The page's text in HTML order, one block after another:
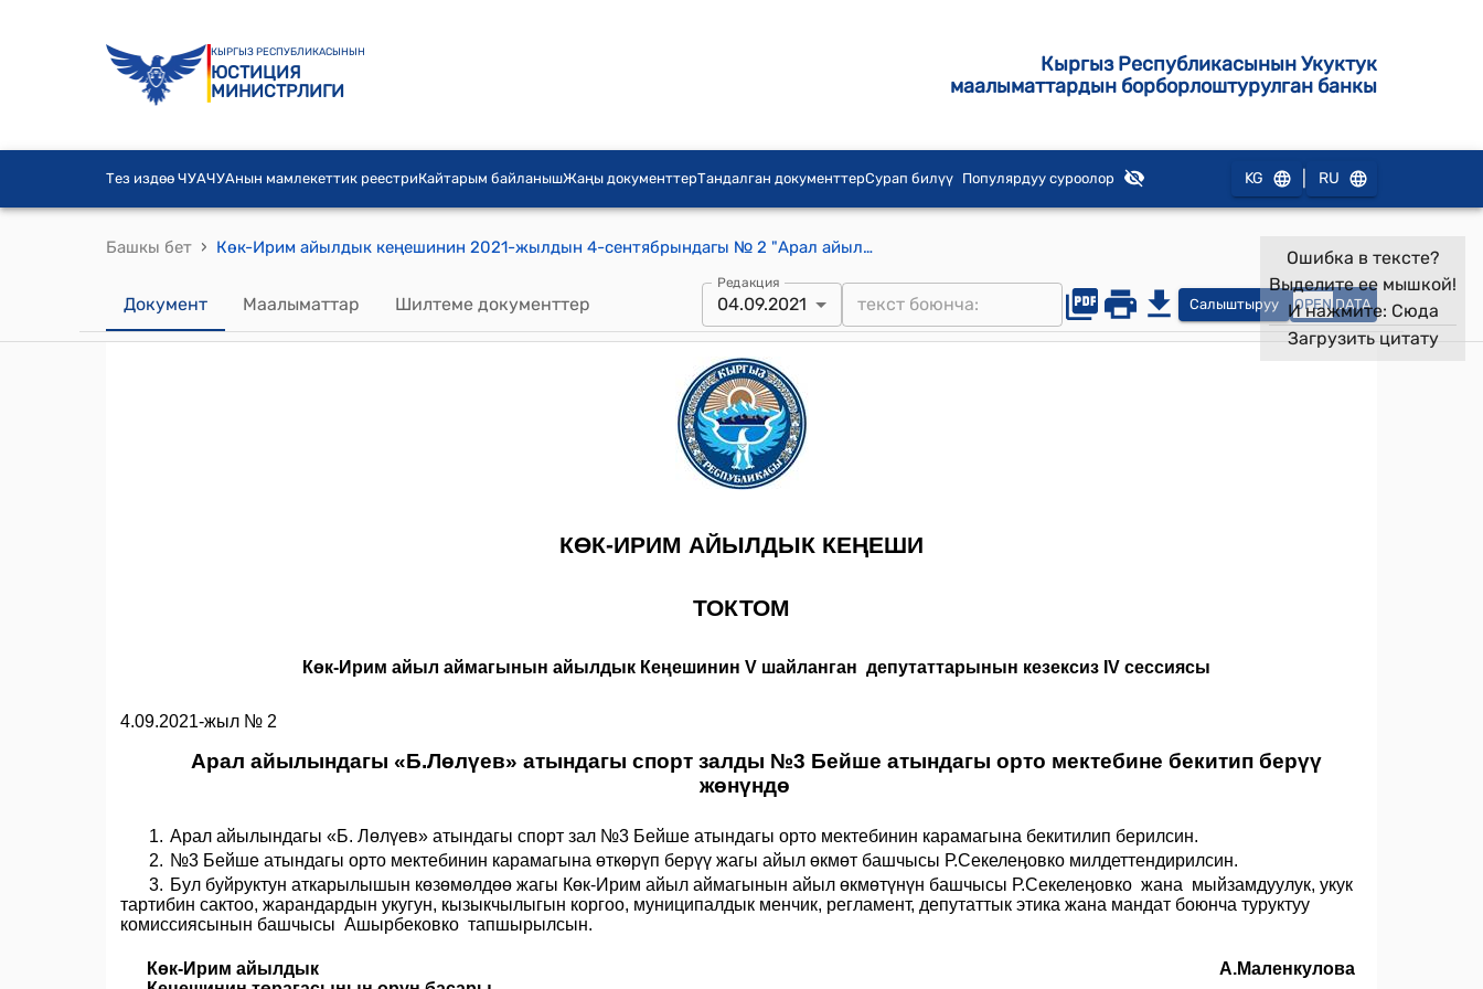
КЫРГЫЗ РЕСПУБЛИКАСЫНЫН
ЮСТИЦИЯ
МИНИСТРЛИГИ
Кыргыз Республикасынын Укуктук
маалыматтардын борборлоштурулган банкы
Тез издөө ЧУАЧУАнын мамлекеттик реестриКайтарым байланышЖаңы документтерТандалган документтерСурап билүү Популярдуу суроолор KG RU
Башкы бет › Көк-Ирим айылдык кеңешинин 2021-жылдын 4-сентябрындагы № 2 "Арал айылындагы «Б.Лөлүев» атындагы спорт залды №3 Бейше атындагы орто мектебине бекитип берүү жөнүндө" токтому
Документ Маалыматтар Шилтеме документтер
Редакция
04.09.2021 Салыштыруу OPEN DATA
Ошибка в тексте?
Выделите ее мышкой!
И нажмите: Сюда
Загрузить цитату